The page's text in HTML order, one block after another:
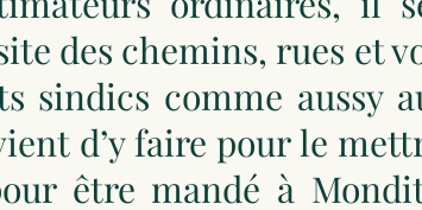
des chemins, rues et
sindics comme aussy
d’y faire pour le
être mandé à